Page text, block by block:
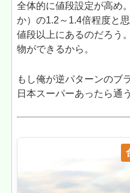
全体的に値段設定が高め
か）の1.2～1.4倍程度と
値段以上にあるのだろう
物ができるから。
もし俺が逆パターンのブ
日本スーパーあったら通